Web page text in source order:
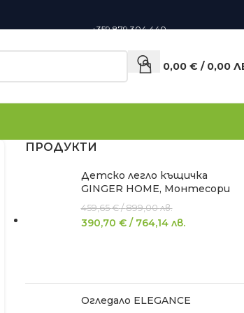
+359 879 304 440
0,00 € / 0,00
ПРОДУКТИ
Детско легло къщичка
GINGER HOME, Монтесори
459,65€ /899,00лв.
390,70 € / 764,14 лв.
Огледало ELEGANCE